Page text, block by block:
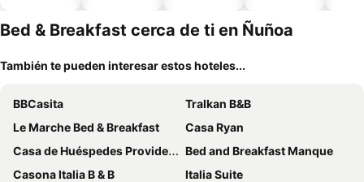
mascotas
Bed & Breakfast cerca de ti en Ñuñoa
También te pueden interesar estos hoteles...
BBCasita
Tralkan B&B
Le Marche Bed & Breakfast
Casa Ryan
Casa de Huéspedes Providencia Baquedano
Bed and Breakfast Manque
Casona Italia B & B
Italia Suite